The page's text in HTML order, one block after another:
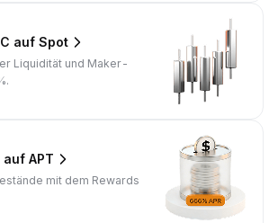
auf Spot
Liquidität und Maker-
APT
mit dem Rewards